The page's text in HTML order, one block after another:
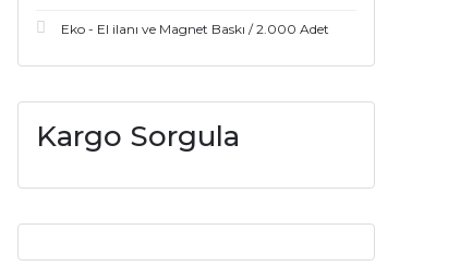
Eko - El ilanı ve Magnet Baskı / 2.000 Adet
Kargo Sorgula